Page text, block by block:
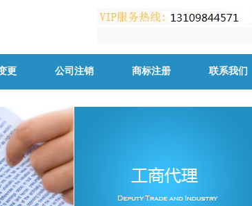
更 公司注销 商标注册 联系我们